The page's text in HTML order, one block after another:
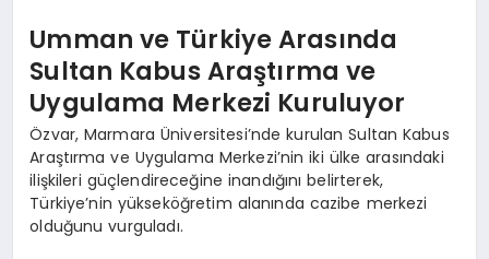
Umman ve Türkiye Arasında
Sultan Kabus Araştırma ve
Uygulama Merkezi Kuruluyor
Özvar, Marmara Üniversitesi’nde kurulan Sultan Kabus
Araştırma ve Uygulama Merkezi’nin iki ülke arasındaki
ilişkileri güçlendireceğine inandığını belirterek,
Türkiye’nin yükseköğretim alanında cazibe merkezi
olduğunu vurguladı.